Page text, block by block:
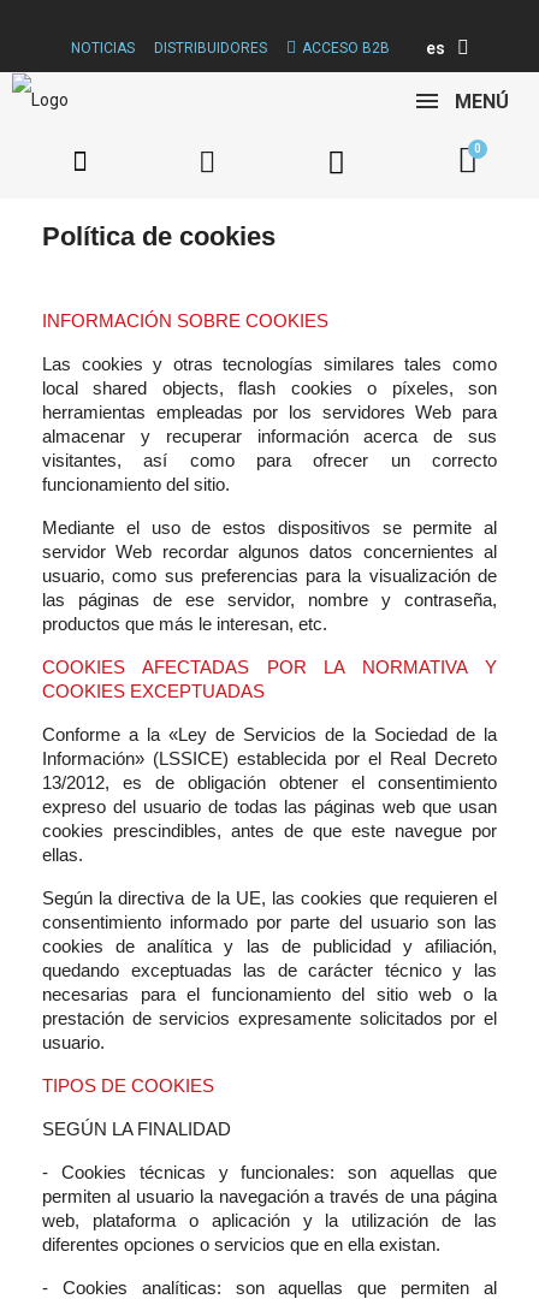
NOTICIAS DISTRIBUIDORES ACCESO B2B es
MENÚ
Política de cookies
INFORMACIÓN SOBRE COOKIES
Las cookies y otras tecnologías similares tales como
local shared objects, flash cookies o píxeles, son
herramientas empleadas por los servidores Web para
almacenar y recuperar información acerca de sus
visitantes, así como para ofrecer un correcto
funcionamiento del sitio.
Mediante el uso de estos dispositivos se permite al
servidor Web recordar algunos datos concernientes al
usuario, como sus preferencias para la visualización de
las páginas de ese servidor, nombre y contraseña,
productos que más le interesan, etc.
COOKIES AFECTADAS POR LA NORMATIVA Y
COOKIES EXCEPTUADAS
Conforme a la «Ley de Servicios de la Sociedad de la
Información» (LSSICE) establecida por el Real Decreto
13/2012, es de obligación obtener el consentimiento
expreso del usuario de todas las páginas web que usan
cookies prescindibles, antes de que este navegue por
ellas.
Según la directiva de la UE, las cookies que requieren el
consentimiento informado por parte del usuario son las
cookies de analítica y las de publicidad y afiliación,
quedando exceptuadas las de carácter técnico y las
necesarias para el funcionamiento del sitio web o la
prestación de servicios expresamente solicitados por el
usuario.
TIPOS DE COOKIES
SEGÚN LA FINALIDAD
- Cookies técnicas y funcionales: son aquellas que
permiten al usuario la navegación a través de una página
web, plataforma o aplicación y la utilización de las
diferentes opciones o servicios que en ella existan.
- Cookies analíticas: son aquellas que permiten al